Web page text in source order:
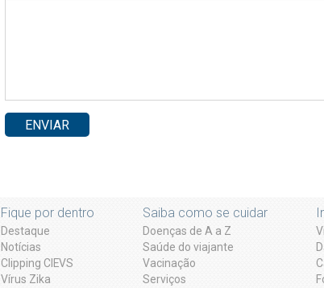
Fique por dentro
Destaque
Notícias
Clipping CIEVS
Vírus Zika
Saiba como se cuidar
Doenças de A a Z
Saúde do viajante
Vacinação
Serviços